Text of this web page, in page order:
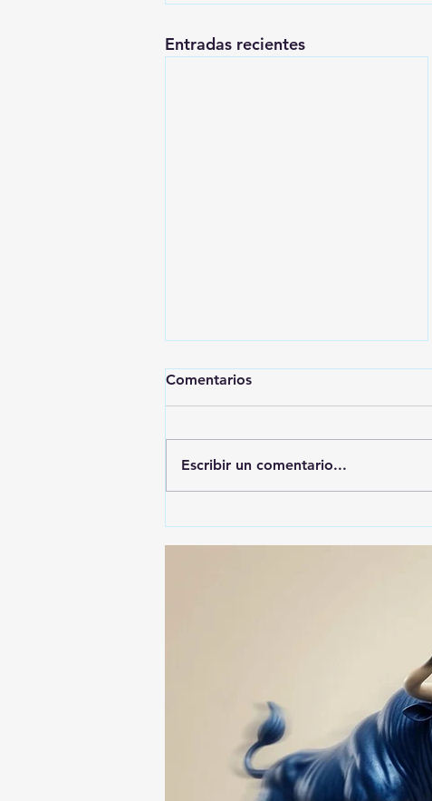
Entradas recientes
GARCIA, EL MÁS
Comentarios
Escribir un comentario...